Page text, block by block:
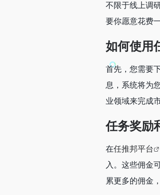
不限于线上调
要你愿意花费
如何使用
首先，您需要
息，系统将为
业领域来完成
任务奖励
在任推邦平台
入。这些佣金
累更多的佣金